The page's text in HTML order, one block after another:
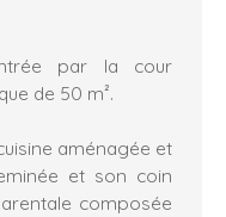
par la cour
de 50 m².
aménagée et
et son coin
composée